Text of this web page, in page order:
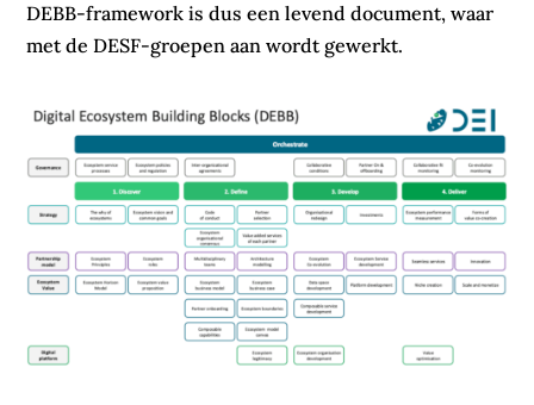
DEBB-framework is dus een levend document, waar
met de DESF-groepen aan wordt gewerkt.